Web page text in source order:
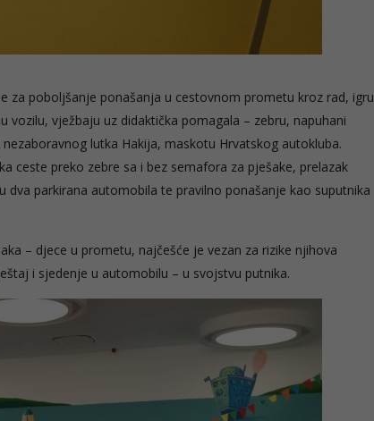
za poboljšanje ponašanja u cestovnom prometu kroz rad, igru
vježbaju uz didaktička pomagala – zebru, napuhani
lutka Hakija, maskotu Hrvatskog autokluba.
ceste preko zebre sa i bez semafora za pješake, prelazak
parkirana automobila te pravilno ponašanje kao suputnika
– djece u prometu, najčešće je vezan za rizike njihova
i sjedenje u automobilu – u svojstvu putnika.